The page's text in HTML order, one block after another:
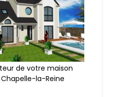
de votre maison
la-Reine